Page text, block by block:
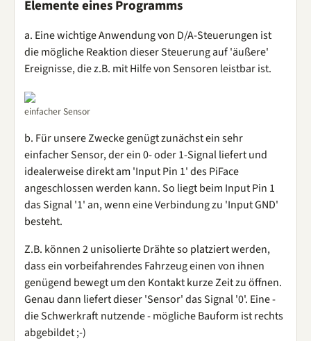
Elemente eines Programms
a. Eine wichtige Anwendung von D/A-Steuerungen ist
die mögliche Reaktion dieser Steuerung auf 'äußere'
Ereignisse, die z.B. mit Hilfe von Sensoren leistbar ist.
einfacher Sensor
b. Für unsere Zwecke genügt zunächst ein sehr
einfacher Sensor, der ein 0- oder 1-Signal liefert und
idealerweise direkt am 'Input Pin 1' des PiFace
angeschlossen werden kann. So liegt beim Input Pin 1
das Signal '1' an, wenn eine Verbindung zu 'Input GND'
besteht.
Z.B. können 2 unisolierte Drähte so platziert werden,
dass ein vorbeifahrendes Fahrzeug einen von ihnen
genügend bewegt um den Kontakt kurze Zeit zu öffnen.
Genau dann liefert dieser 'Sensor' das Signal '0'. Eine -
die Schwerkraft nutzende - mögliche Bauform ist rechts
abgebildet ;-)